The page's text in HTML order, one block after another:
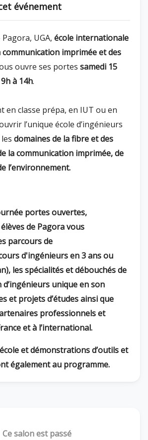
événement
UGA, école internationale
communication imprimée et des
ouvre ses portes samedi 15
à 14h.
en classe prépa, en IUT ou en
l’unique école d’ingénieurs
domaines de la fibre et des
la communication imprimée, de
l’environnement.
portes ouvertes,
de Pagora vous
parcours de
d'ingénieurs en 3 ans ou
les spécialités et débouchés de
unique en son
et projets d’étudesainsi que
professionnels et
et à l’international.
et démonstrations d’outils et
également au programme.
Ce salon est passé